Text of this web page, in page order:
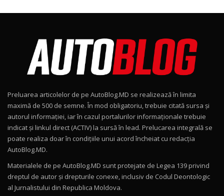
15:08
Noul Geely EX2 / Test Drive AutoBlog.MD
15:22
Mercedes-AMG E 53 HYBRID 4MATIC+ / Test
Drive AutoBlog.MD
16:27
11
Noul Volvo ES90 / Test Drive AutoBlog.MD
12
Noul MG HS / Test Drive AutoBlog.MD
16:48
Preluarea articolelor de pe AutoBlog.MD se realizează în limita
maximă de 500 de semne. În mod obligatoriu, trebuie citată sursa și
autorul informației, iar în cazul portalurilor informaționale trebuie
indicat și linkul direct (ACTIV) la sursă în lead. Prelucarea integrală se
poate realiza doar în condițiile unui acord încheiat cu redacţia
AutoBlog.MD.
Materialele de pe AutoBlog.MD sunt protejate de Legea 139 privind
dreptul de autor și drepturile conexe, inclusiv de Codul Deontologic
al Jurnalistului din Republica Moldova.